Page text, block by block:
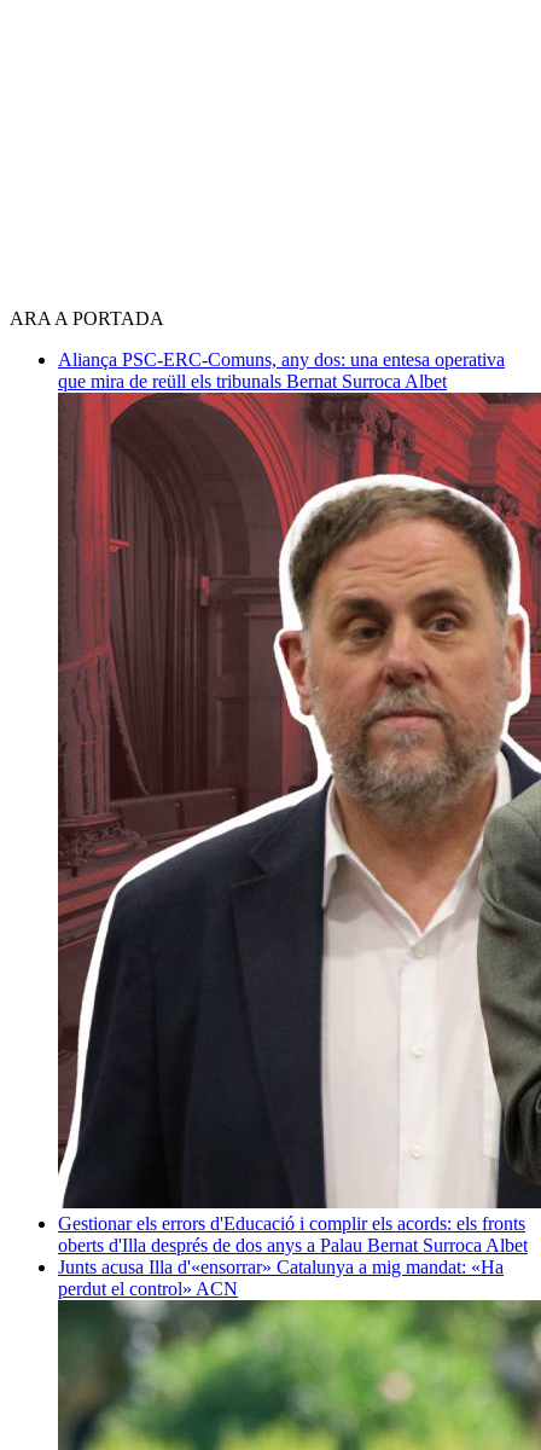
ARA A PORTADA
Aliança PSC-ERC-Comuns, any dos: una entesa operativa
que mira de reüll els tribunals Bernat Surroca Albet
Gestionar els errors d'Educació i complir els acords: els fronts
oberts d'Illa després de dos anys a Palau Bernat Surroca Albet
Junts acusa Illa d'«ensorrar» Catalunya a mig mandat: «Ha
perdut el control» ACN